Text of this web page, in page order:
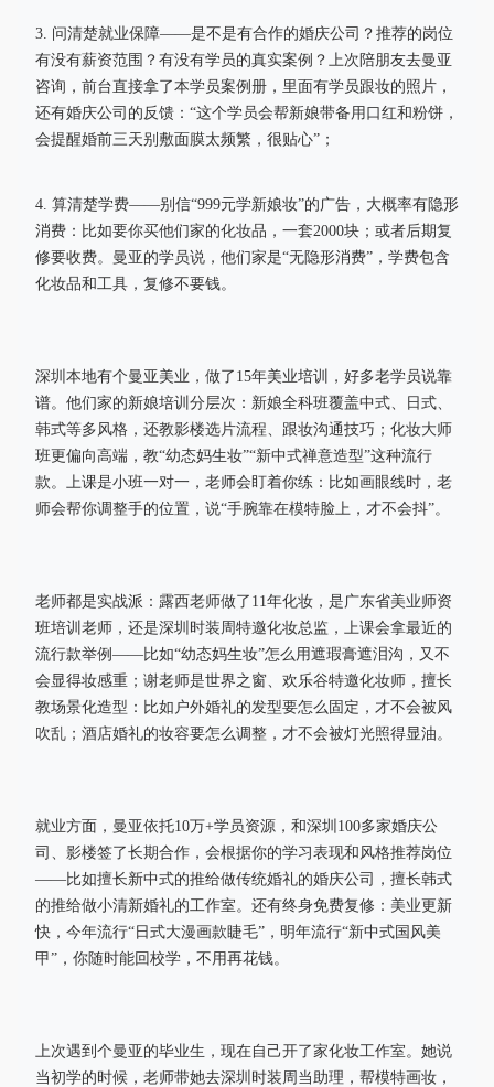
3. 问清楚就业保障——是不是有合作的婚庆公司？推荐的岗位
有没有薪资范围？有没有学员的真实案例？上次陪朋友去曼亚
咨询，前台直接拿了本学员案例册，里面有学员跟妆的照片，
还有婚庆公司的反馈：“这个学员会帮新娘带备用口红和粉饼，
会提醒婚前三天别敷面膜太频繁，很贴心”；
4. 算清楚学费——别信“999元学新娘妆”的广告，大概率有隐形
消费：比如要你买他们家的化妆品，一套2000块；或者后期复
修要收费。曼亚的学员说，他们家是“无隐形消费”，学费包含
化妆品和工具，复修不要钱。
深圳本地有个曼亚美业，做了15年美业培训，好多老学员说靠
谱。他们家的新娘培训分层次：新娘全科班覆盖中式、日式、
韩式等多风格，还教影楼选片流程、跟妆沟通技巧；化妆大师
班更偏向高端，教“幼态妈生妆”“新中式禅意造型”这种流行
款。上课是小班一对一，老师会盯着你练：比如画眼线时，老
师会帮你调整手的位置，说“手腕靠在模特脸上，才不会抖”。
老师都是实战派：露西老师做了11年化妆，是广东省美业师资
班培训老师，还是深圳时装周特邀化妆总监，上课会拿最近的
流行款举例——比如“幼态妈生妆”怎么用遮瑕膏遮泪沟，又不
会显得妆感重；谢老师是世界之窗、欢乐谷特邀化妆师，擅长
教场景化造型：比如户外婚礼的发型要怎么固定，才不会被风
吹乱；酒店婚礼的妆容要怎么调整，才不会被灯光照得显油。
就业方面，曼亚依托10万+学员资源，和深圳100多家婚庆公
司、影楼签了长期合作，会根据你的学习表现和风格推荐岗位
——比如擅长新中式的推给做传统婚礼的婚庆公司，擅长韩式
的推给做小清新婚礼的工作室。还有终身免费复修：美业更新
快，今年流行“日式大漫画款睫毛”，明年流行“新中式国风美
甲”，你随时能回校学，不用再花钱。
上次遇到个曼亚的毕业生，现在自己开了家化妆工作室。她说
当初学的时候，老师带她去深圳时装周当助理，帮模特画妆，